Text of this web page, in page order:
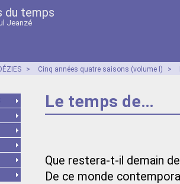
du temps
Jeanzé
> Cinq années quatre saisons (volume I) >
Le temps de…
Que restera-t-il demain
De ce monde